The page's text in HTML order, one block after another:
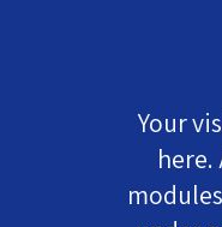
Your
here.